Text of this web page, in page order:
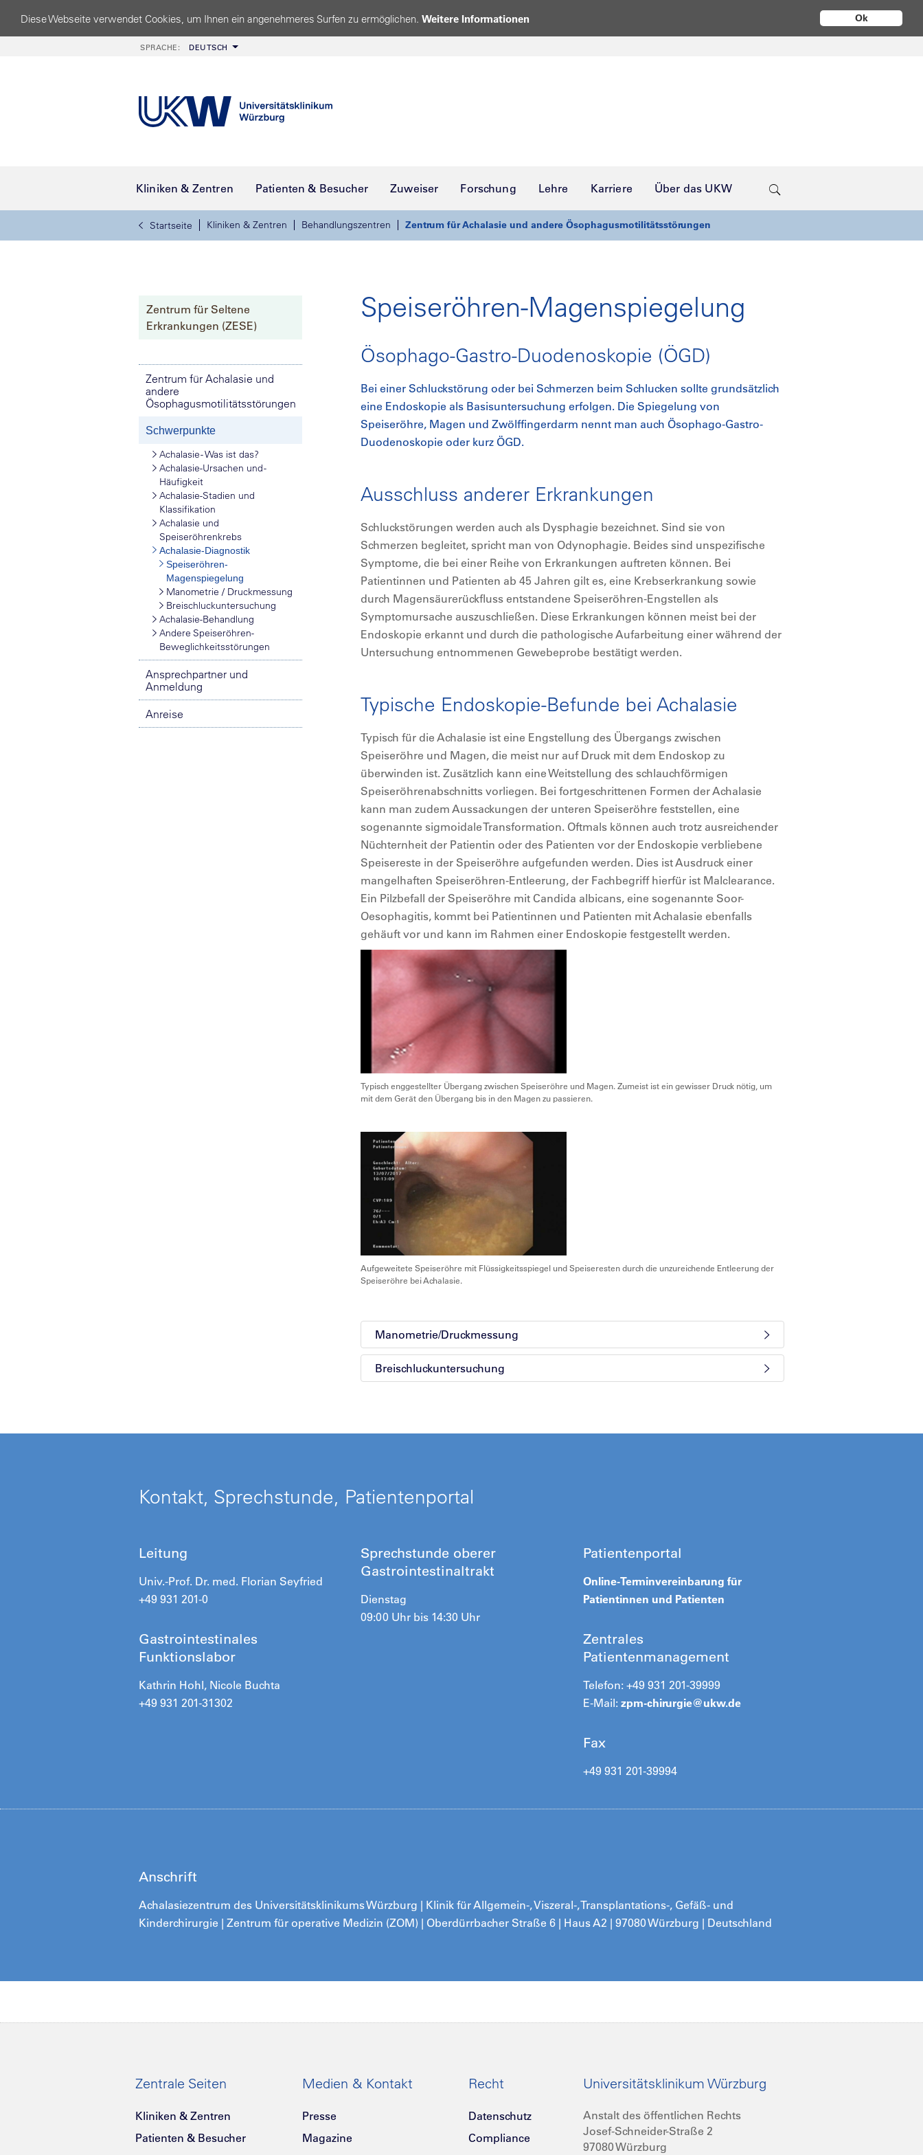
Ok
Diese Webseite verwendet Cookies, um Ihnen ein angenehmeres Surfen zu ermöglichen. Weitere Informationen
SPRACHE: DEUTSCH
Kliniken & Zentren Patienten & Besucher Zuweiser Forschung Lehre Karriere Über das UKW
Startseite Kliniken & Zentren Behandlungszentren Zentrum für Achalasie und andere Ösophagusmotilitätsstörungen
Zentrum für Seltene
Erkrankungen (ZESE)
Zentrum für Achalasie und
andere
Ösophagusmotilitätsstörungen
Schwerpunkte
Achalasie - Was ist das?
Achalasie-Ursachen und -
Häufigkeit
Achalasie-Stadien und
Klassifikation
Achalasie und
Speiseröhrenkrebs
Achalasie-Diagnostik
Speiseröhren-
Magenspiegelung
Manometrie / Druckmessung
Breischluckuntersuchung
Achalasie-Behandlung
Andere Speiseröhren-
Beweglichkeitsstörungen
Ansprechpartner und
Anmeldung
Anreise
Speiseröhren-Magenspiegelung
Ösophago-Gastro-Duodenoskopie (ÖGD)
Bei einer Schluckstörung oder bei Schmerzen beim Schlucken sollte grundsätzlich
eine Endoskopie als Basisuntersuchung erfolgen. Die Spiegelung von
Speiseröhre, Magen und Zwölffingerdarm nennt man auch Ösophago-Gastro-
Duodenoskopie oder kurz ÖGD.
Ausschluss anderer Erkrankungen
Schluckstörungen werden auch als Dysphagie bezeichnet. Sind sie von
Schmerzen begleitet, spricht man von Odynophagie. Beides sind unspezifische
Symptome, die bei einer Reihe von Erkrankungen auftreten können. Bei
Patientinnen und Patienten ab 45 Jahren gilt es, eine Krebserkrankung sowie
durch Magensäurerückfluss entstandene Speiseröhren-Engstellen als
Symptomursache auszuschließen. Diese Erkrankungen können meist bei der
Endoskopie erkannt und durch die pathologische Aufarbeitung einer während der
Untersuchung entnommenen Gewebeprobe bestätigt werden.
Typische Endoskopie-Befunde bei Achalasie
Typisch für die Achalasie ist eine Engstellung des Übergangs zwischen
Speiseröhre und Magen, die meist nur auf Druck mit dem Endoskop zu
überwinden ist. Zusätzlich kann eine Weitstellung des schlauchförmigen
Speiseröhrenabschnitts vorliegen. Bei fortgeschrittenen Formen der Achalasie
kann man zudem Aussackungen der unteren Speiseröhre feststellen, eine
sogenannte sigmoidale Transformation. Oftmals können auch trotz ausreichender
Nüchternheit der Patientin oder des Patienten vor der Endoskopie verbliebene
Speisereste in der Speiseröhre aufgefunden werden. Dies ist Ausdruck einer
mangelhaften Speiseröhren-Entleerung, der Fachbegriff hierfür ist Malclearance.
Ein Pilzbefall der Speiseröhre mit Candida albicans, eine sogenannte Soor-
Oesophagitis, kommt bei Patientinnen und Patienten mit Achalasie ebenfalls
gehäuft vor und kann im Rahmen einer Endoskopie festgestellt werden.
Typisch enggestellter Übergang zwischen Speiseröhre und Magen. Zumeist ist ein gewisser Druck nötig, um
mit dem Gerät den Übergang bis in den Magen zu passieren.
Aufgeweitete Speiseröhre mit Flüssigkeitsspiegel und Speiseresten durch die unzureichende Entleerung der
Speiseröhre bei Achalasie.
Manometrie/Druckmessung
Breischluckuntersuchung
Kontakt, Sprechstunde, Patientenportal
Leitung
Univ.-Prof. Dr. med. Florian Seyfried
+49 931 201-0
Gastrointestinales
Funktionslabor
Kathrin Hohl, Nicole Buchta
+49 931 201-31302
Sprechstunde oberer
Gastrointestinaltrakt
Dienstag
09:00 Uhr bis 14:30 Uhr
Patientenportal
Online-Terminvereinbarung für
Patientinnen und Patienten
Zentrales
Patientenmanagement
Telefon: +49 931 201-39999
E-Mail: zpm-chirurgie@ukw.de
Fax
+49 931 201-39994
Anschrift
Achalasiezentrum des Universitätsklinikums Würzburg | Klinik für Allgemein-, Viszeral-, Transplantations-, Gefäß- und
Kinderchirurgie | Zentrum für operative Medizin (ZOM) | Oberdürrbacher Straße 6 | Haus A2 | 97080 Würzburg | Deutschland
Zentrale Seiten
Kliniken & Zentren
Patienten & Besucher
Medien & Kontakt
Presse
Magazine
Recht
Datenschutz
Compliance
Universitätsklinikum Würzburg
Anstalt des öffentlichen Rechts
Josef-Schneider-Straße 2
97080 Würzburg